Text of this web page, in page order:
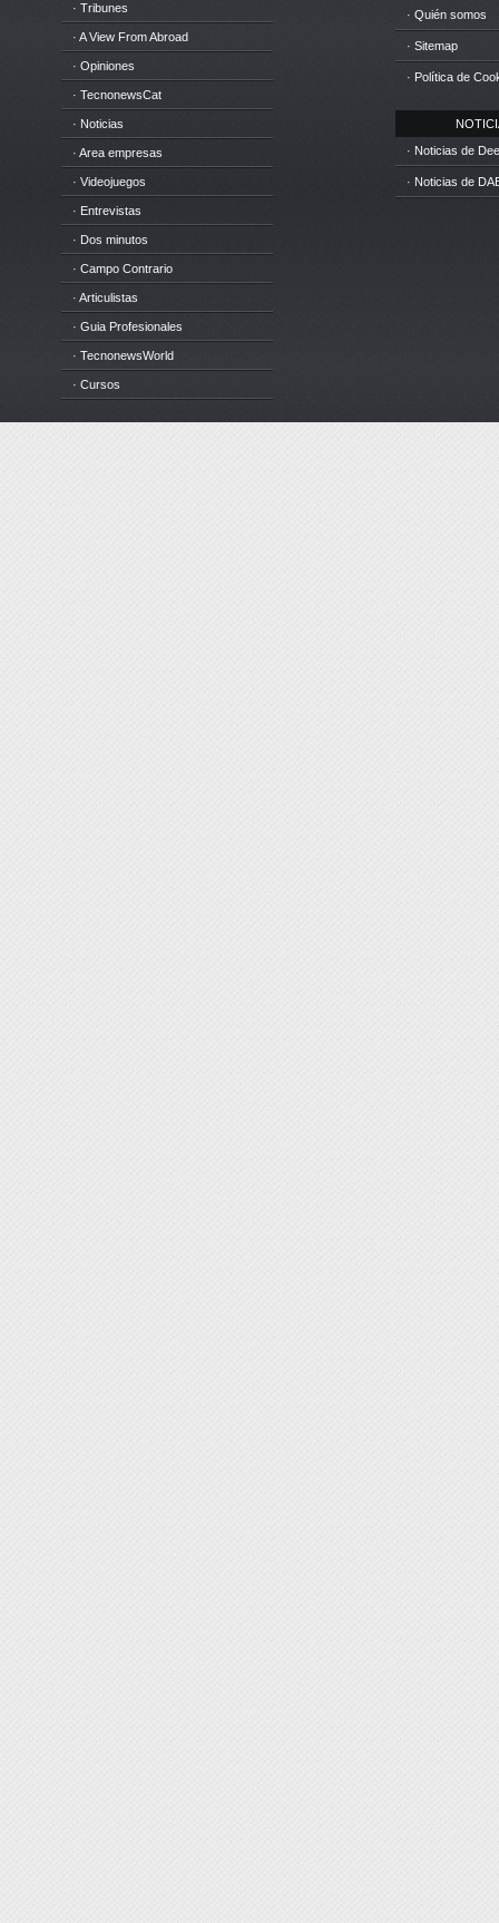
· Tribunes
· A View From Abroad
· Opiniones
· TecnonewsCat
· Noticias
· Area empresas
· Videojuegos
· Entrevistas
· Dos minutos
· Campo Contrario
· Articulistas
· Guia Profesionales
· TecnonewsWorld
· Cursos
· Quién somos
· Sitemap
· Política de
· Noticias de
· Noticias de